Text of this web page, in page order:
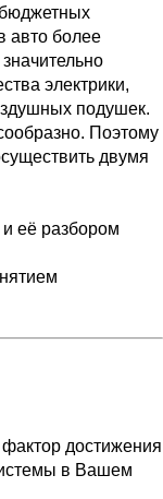
бюджетных
авто более
электрики,
подушек.
Поэтому
двумя
её разбором
достижения
в Вашем